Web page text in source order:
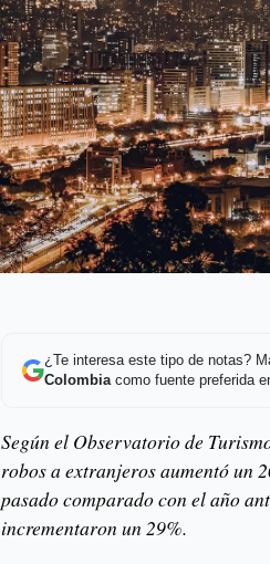
¿Te interesa este tipo de notas?
Colombiacomo fuente preferida
Según el Observatorio de
robos a extranjeros aumentó un
pasado comparado con el año
incrementaron un 29%.